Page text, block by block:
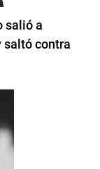
salió a
saltó contra